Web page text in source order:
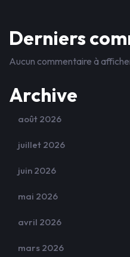
Derniers
Aucun commentaire à
Archive
août 2026
juillet 2026
juin 2026
mai 2026
avril 2026
mars 2026